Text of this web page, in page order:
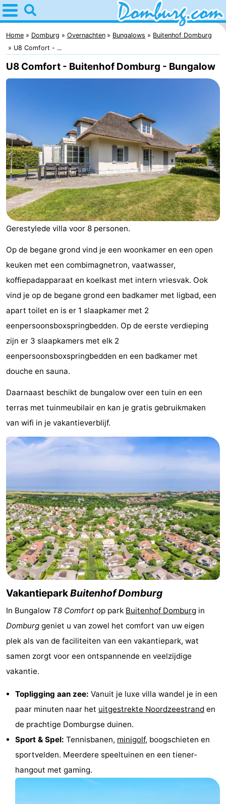
Home
Domburg
Tips
Voor
Webcam
Strand
Overnachten
Appartementen
-
Loverendale
Résidence
Wijngaerde
Bed
(&
breakfasts)
Campings
Hotels
Vakantiehuizen
-
Buitenhof
Domburg
-
Hof
Domburg
-
Westhove
Last
minutes
Strand
&
doen
Bezienswaardigheden
-
Musea
-
Monumenten
-
Molens
Uitkijkpunten
Attracties
Speeltuinen
-
Binnenspeeltuinen
-
Minigolfbanen
Wellness
Home Domburg Overnachten Bungalows
Buitenhof Domburg
U8 Comfort - ...
U8 Comfort - Buitenhof Domburg - Bungalow
Gerestylede villa voor 8 personen.
Op de begane grond vind je een woonkamer en een open
keuken met een combimagnetron, vaatwasser,
koffiepadapparaat en koelkast met intern vriesvak. Ook
vind je op de begane grond een badkamer met ligbad, een
apart toilet en is er 1 slaapkamer met 2
eenpersoonsboxspringbedden. Op de eerste verdieping
zijn er 3 slaapkamers met elk 2
eenpersoonsboxspringbedden en een badkamer met
douche en sauna.
Daarnaast beschikt de bungalow over een tuin en een
terras met tuinmeubilair en kan je gratis gebruikmaken
van wifi in je vakantieverblijf.
VakantieparkBuitenhof Domburg
In Bungalow T8 Comfort op park Buitenhof Domburg in
Domburg geniet u van zowel het comfort van uw eigen
plek als van de faciliteiten van een vakantiepark, wat
samen zorgt voor een ontspannende en veelzijdige
vakantie.
Topligging aan zee: Vanuit je luxe villa wandel je in een
paar minuten naar het uitgestrekte Noordzeestrand en
de prachtige Domburgse duinen.
Sport & Spel: Tennisbanen, minigolf, boogschieten en
sportvelden. Meerdere speeltuinen en een tiener-
hangout met gaming.